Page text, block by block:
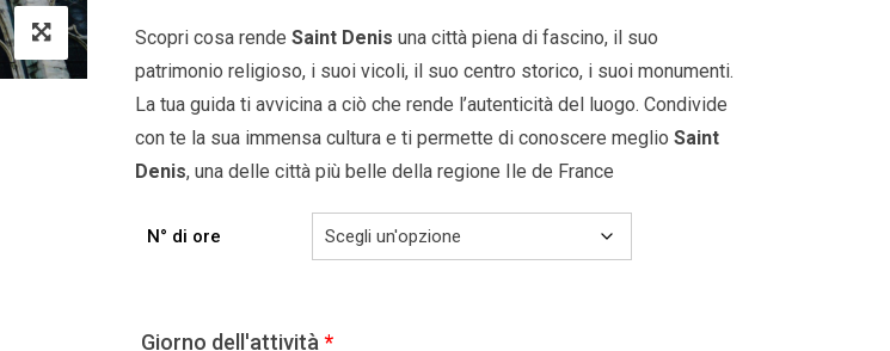
Scopri cosa rende Saint Denis una città piena di fascino, il suo
patrimonio religioso, i suoi vicoli, il suo centro storico, i suoi monumenti.
La tua guida ti avvicina a ciò che rende l’autenticità del luogo. Condivide
con te la sua immensa cultura e ti permette di conoscere meglio Saint
Denis, una delle città più belle della regione Ile de France
N° di ore
Giorno dell'attività *